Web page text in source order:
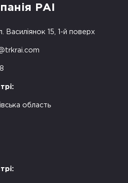
РАІ
Василіянок 15, 1-й поверх
область